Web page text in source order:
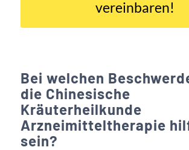
vereinbaren!
Bei welchen
die Chinesische
Kräuterheilkunde
Arzneimitteltherapie
sein?